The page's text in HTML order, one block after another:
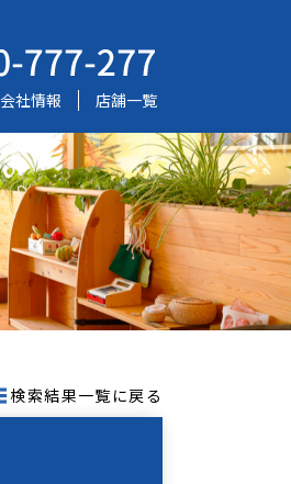
会社情報 店舗一覧
検索結果一覧に戻る